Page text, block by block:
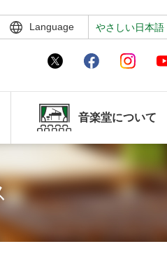
Language やさしい日本語
音楽堂について